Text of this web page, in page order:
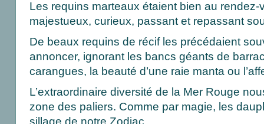
Les requins marteaux étaient bien au rendez-
majestueux, curieux, passant et repassant
De beaux requins de récif les précédaient
annoncer, ignorant les bancs géants de
carangues, la beauté d’une raie manta ou
L’extraordinaire diversité de la Mer Rouge
zone des paliers. Comme par magie, les
sillage de notre Zodiac.